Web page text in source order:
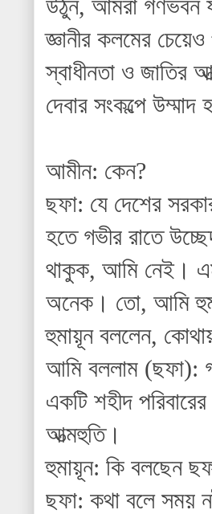
উঠুন, আমরা গণভবন
জ্ঞানীর কলমের
স্বাধীনতা ও জাতির
দেবার সংকল্পে
আমীন: কেন?
ছফা: যে দেশের
হতে গভীর রাতে
থাকুক, আমি নেই।
অনেক। তো, আমি
হুমায়ূন বললেন,
আমি বললাম (ছফা):
একটি শহীদ
আত্মহুতি।
হুমায়ূন: কি বলছেন
ছফা: কথা বলে সময়